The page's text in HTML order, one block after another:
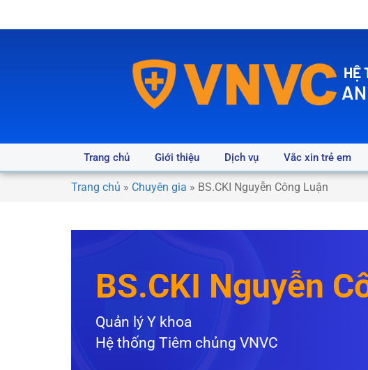
HỆ
Trang chủ Giới thiệu Dịch vụ Vắc xin trẻ em
Trang chủ » Chuyên gia » BS.CKI Nguyễn Công Luận
BS.CKI Nguyễn
Quản lý Y khoa
Hệ thống Tiêm chủng VNVC